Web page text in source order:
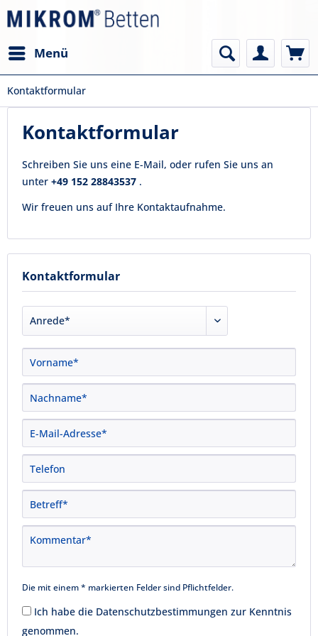
Menü
Kontaktformular
Kontaktformular
Schreiben Sie uns eine E-Mail, oder rufen Sie uns an
unter +49 152 28843537 .
Wir freuen uns auf Ihre Kontaktaufnahme.
Kontaktformular
Die mit einem * markierten Felder sind Pflichtfelder.
Ich habe die Datenschutzbestimmungen zur Kenntnis
genommen.